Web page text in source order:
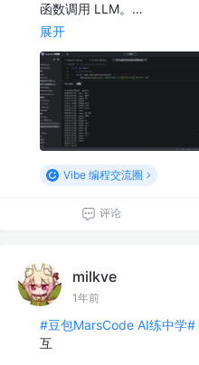
函数调用 LLM。…
展开
Vibe 编程交流圈
评论
milkve
1年前
#豆包MarsCode AI练中学#
互